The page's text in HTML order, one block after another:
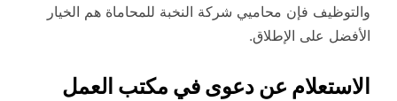
والتوظيف فإن محاميي شركة النخبة للمحاماة هم الخيار
الأفضل على الإطلاق.
الاستعلام عن دعوى في مكتب العمل